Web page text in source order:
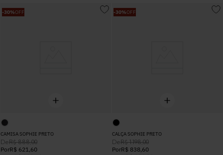
-30%OFF
CAMISA SOPHIE PRETO
DeR$ 888,00
PorR$ 621,60
-30%OFF
CALÇA SOPHIE PRETO
DeR$ 1.198,00
PorR$ 838,60